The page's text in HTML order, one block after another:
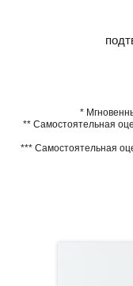
*
** Самостоятельная
*** Самостоятельная